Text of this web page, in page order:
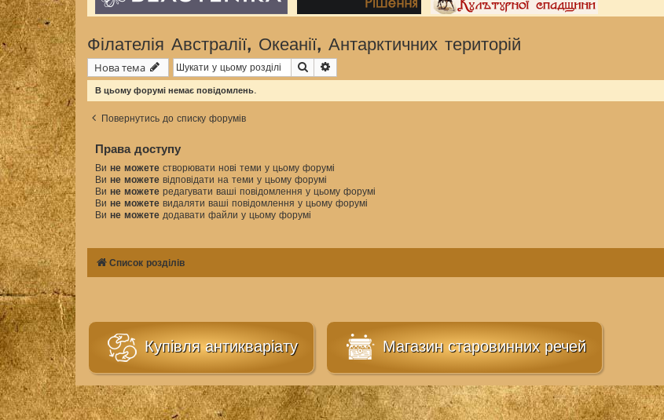
Філателія Австралії, Океанії, Антарктичних територій
Нова тема Пошук
В цьому форумі немає повідомлень.
Повернутись до списку форумів
Права доступу
Ви не можете створювати нові теми у цьому форумі
Ви не можете відповідати на теми у цьому форумі
Ви не можете редагувати ваші повідомлення у цьому форумі
Ви не можете видаляти ваші повідомлення у цьому форумі
Ви не можете додавати файли у цьому форумі
Список розділів
Купівля антикваріату Магазин старовинних речей